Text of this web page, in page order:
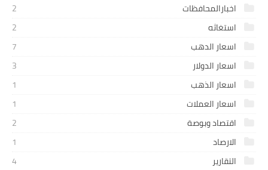
اخبارالمحافظات
2
استغاثه
2
اسعار الدهب
7
اسعار الدولار
3
اسعار الذهب
1
اسعار العملات
1
اقتصاد وبوصة
2
الارصاد
1
التقارير
4